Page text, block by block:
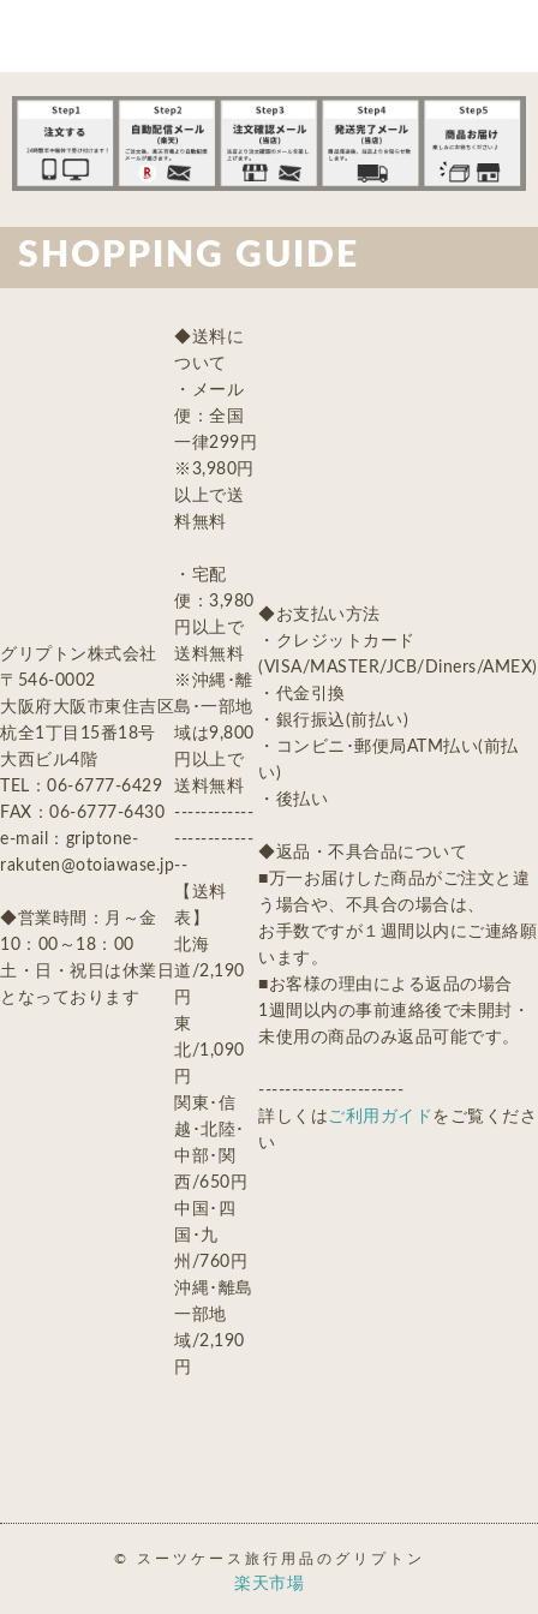
SHOPPING GUIDE
グリプトン株式会社
〒546-0002
大阪府大阪市東住吉区
杭全1丁目15番18号
大西ビル4階
TEL：06-6777-6429
FAX：06-6777-6430
e-mail：griptone-
rakuten@otoiawase.jp
◆営業時間：月～金
10：00～18：00
土・日・祝日は休業日
となっております
◆送料に
ついて
・メール
便：全国
一律299円
※3,980円
以上で送
料無料
・宅配
便：3,980
円以上で
送料無料
※沖縄･離
島･一部地
域は9,800
円以上で
送料無料
------------
------------
--
【送料
表】
北海
道/2,190
円
東
北/1,090
円
関東･信
越･北陸･
中部･関
西/650円
中国･四
国･九
州/760円
沖縄･離島
一部地
域/2,190
円
◆お支払い方法
・クレジットカード
(VISA/MASTER/JCB/Diners/AMEX)
・代金引換
・銀行振込(前払い)
・コンビニ･郵便局ATM払い(前払
い)
・後払い
◆返品・不具合品について
■万一お届けした商品がご注文と違
う場合や、不具合の場合は、
お手数ですが１週間以内にご連絡願
います。
■お客様の理由による返品の場合
1週間以内の事前連絡後で未開封・
未使用の商品のみ返品可能です。
----------------------
詳しくはご利用ガイド をご覧くださ
い
© スーツケース旅行用品のグリプトン
楽天市場